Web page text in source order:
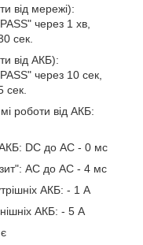
від мережі):
через 1 хв,
сек.
від АКБ):
через 10 сек,
сек.
роботи від АКБ:
DC до AC - 0 мс
AC до AC - 4 мс
АКБ: - 1 А
АКБ: - 5 А